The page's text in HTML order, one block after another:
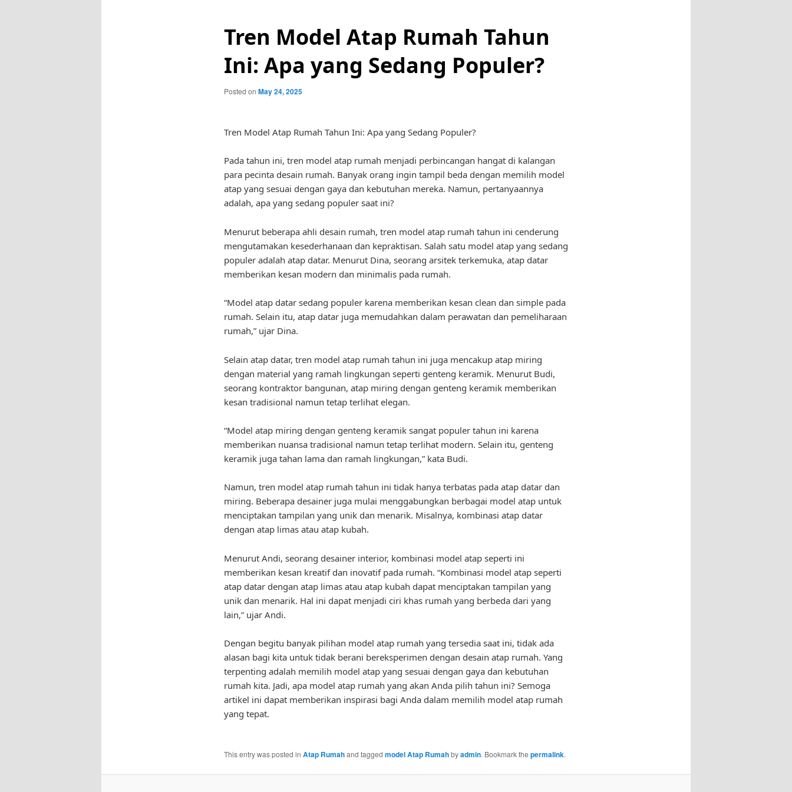
Tren Model Atap Rumah Tahun
Ini: Apa yang Sedang Populer?
Posted on May 24, 2025
Tren Model Atap Rumah Tahun Ini: Apa yang Sedang Populer?
Pada tahun ini, tren model atap rumah menjadi perbincangan hangat di kalangan
para pecinta desain rumah. Banyak orang ingin tampil beda dengan memilih model
atap yang sesuai dengan gaya dan kebutuhan mereka. Namun, pertanyaannya
adalah, apa yang sedang populer saat ini?
Menurut beberapa ahli desain rumah, tren model atap rumah tahun ini cenderung
mengutamakan kesederhanaan dan kepraktisan. Salah satu model atap yang sedang
populer adalah atap datar. Menurut Dina, seorang arsitek terkemuka, atap datar
memberikan kesan modern dan minimalis pada rumah.
“Model atap datar sedang populer karena memberikan kesan clean dan simple pada
rumah. Selain itu, atap datar juga memudahkan dalam perawatan dan pemeliharaan
rumah,” ujar Dina.
Selain atap datar, tren model atap rumah tahun ini juga mencakup atap miring
dengan material yang ramah lingkungan seperti genteng keramik. Menurut Budi,
seorang kontraktor bangunan, atap miring dengan genteng keramik memberikan
kesan tradisional namun tetap terlihat elegan.
“Model atap miring dengan genteng keramik sangat populer tahun ini karena
memberikan nuansa tradisional namun tetap terlihat modern. Selain itu, genteng
keramik juga tahan lama dan ramah lingkungan,” kata Budi.
Namun, tren model atap rumah tahun ini tidak hanya terbatas pada atap datar dan
miring. Beberapa desainer juga mulai menggabungkan berbagai model atap untuk
menciptakan tampilan yang unik dan menarik. Misalnya, kombinasi atap datar
dengan atap limas atau atap kubah.
Menurut Andi, seorang desainer interior, kombinasi model atap seperti ini
memberikan kesan kreatif dan inovatif pada rumah. “Kombinasi model atap seperti
atap datar dengan atap limas atau atap kubah dapat menciptakan tampilan yang
unik dan menarik. Hal ini dapat menjadi ciri khas rumah yang berbeda dari yang
lain,” ujar Andi.
Dengan begitu banyak pilihan model atap rumah yang tersedia saat ini, tidak ada
alasan bagi kita untuk tidak berani bereksperimen dengan desain atap rumah. Yang
terpenting adalah memilih model atap yang sesuai dengan gaya dan kebutuhan
rumah kita. Jadi, apa model atap rumah yang akan Anda pilih tahun ini? Semoga
artikel ini dapat memberikan inspirasi bagi Anda dalam memilih model atap rumah
yang tepat.
This entry was posted in Atap Rumahand tagged model Atap Rumahbyadmin. Bookmark the permalink.